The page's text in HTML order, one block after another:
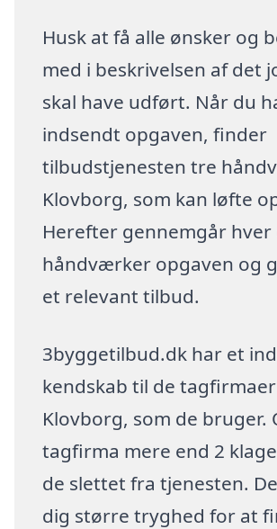
Husk at få alle ønsker og
med i beskrivelsen af det
skal have udført. Når du
indsendt opgaven, finder
tilbudstjenesten tre
Klovborg, som kan løfte
Herefter gennemgår hver
håndværker opgaven og
et relevant tilbud.
3byggetilbud.dk har et
kendskab til de
Klovborg, som de bruger.
tagfirma mere end 2
de slettet fra tjenesten.
dig større tryghed for at